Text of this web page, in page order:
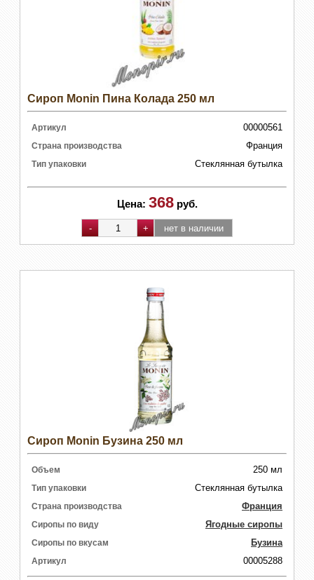
Сироп Monin Пина Колада 250 мл
Артикул 00000561
Страна производства Франция
Тип упаковки Стеклянная бутылка
Цена: 368 руб.
Сироп Monin Бузина 250 мл
Объем 250 мл
Тип упаковки Стеклянная бутылка
Страна производства Франция
Сиропы по виду Ягодные сиропы
Сиропы по вкусам Бузина
Артикул 00005288